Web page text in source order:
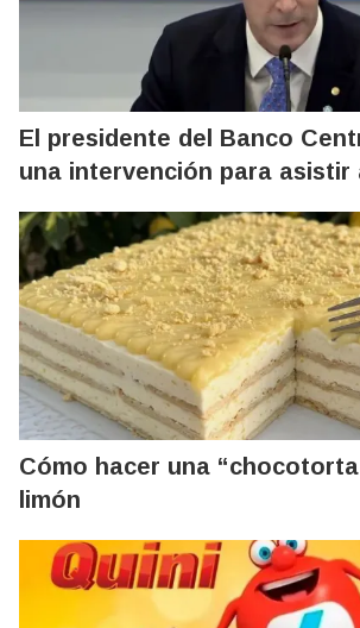
El presidente del Banco
una intervención para asistir
Cómo hacer una
limón